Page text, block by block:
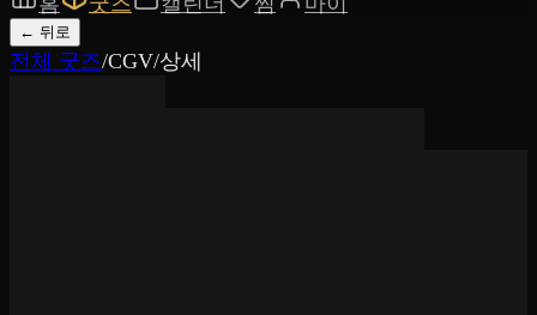
← 뒤로
전체 굿즈/CGV/상세